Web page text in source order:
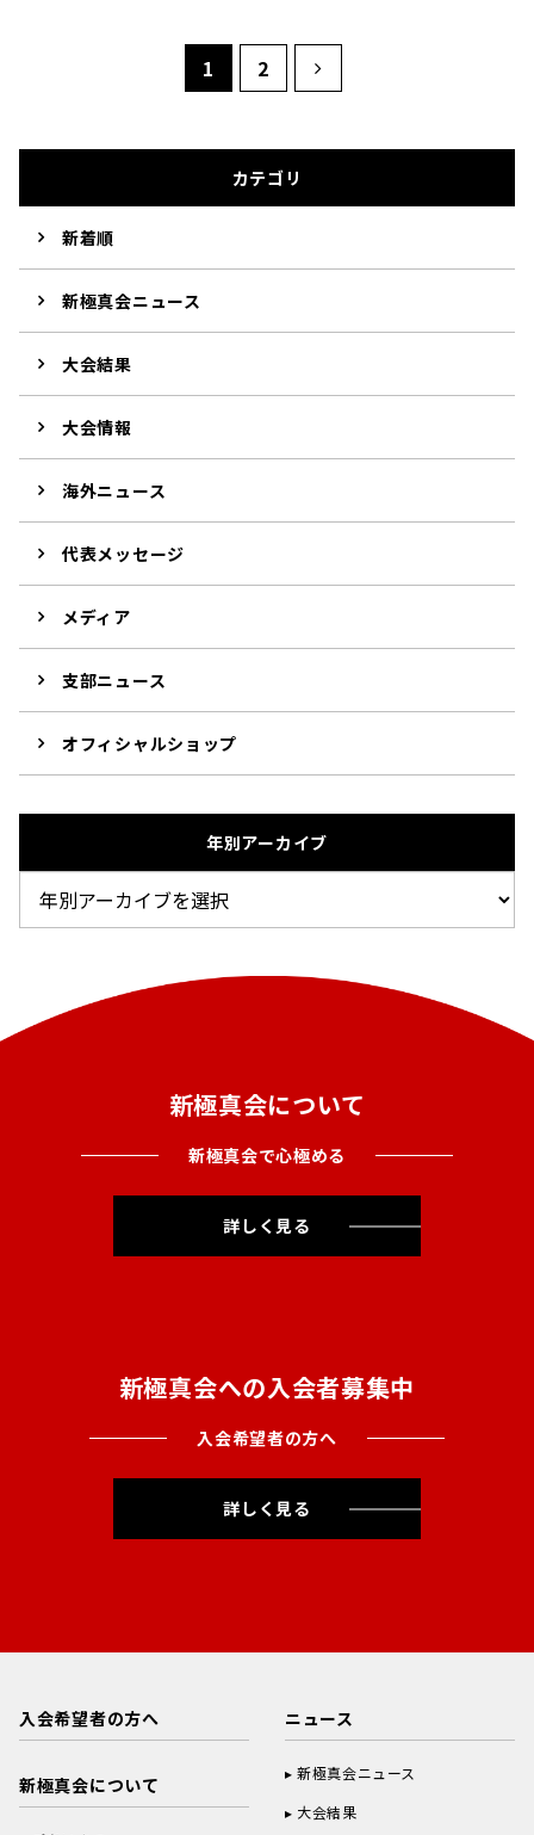
1 2
カテゴリ
新着順
新極真会ニュース
大会結果
大会情報
海外ニュース
代表メッセージ
メディア
支部ニュース
オフィシャルショップ
年別アーカイブ
新極真会について
新極真会で心極める
詳しく見る
新極真会への入会者募集中
入会希望者の方へ
詳しく見る
入会希望者の方へ
新極真会について
ニュース
新極真会ニュース
大会結果